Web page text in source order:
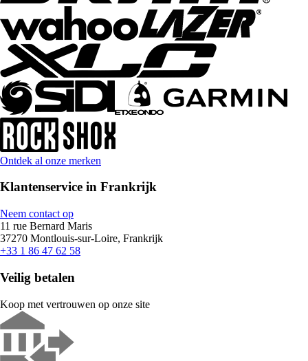
Ontdek al onze merken
Klantenservice in Frankrijk
Neem contact op
11 rue Bernard Maris
37270 Montlouis-sur-Loire, Frankrijk
+33 1 86 47 62 58
Veilig betalen
Koop met vertrouwen op onze site